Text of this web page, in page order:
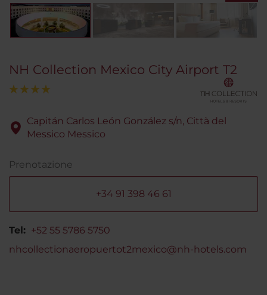
NH Collection Mexico City Airport T2
Capitán Carlos León González s/n, Città del
Messico Messico
Prenotazione
+34 91 398 46 61
Tel: +52 55 5786 5750
nhcollectionaeropuertot2mexico@nh-hotels.com